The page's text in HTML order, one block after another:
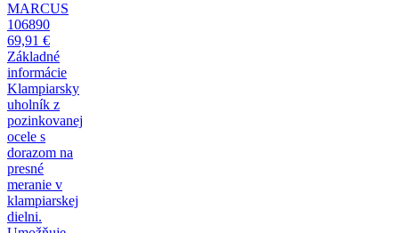
MARCUS
106890
69,91 €
Základné
informácie
Klampiarsky
uholník z
pozinkovanej
ocele s
dorazom na
presné
meranie v
klampiarskej
dielni.